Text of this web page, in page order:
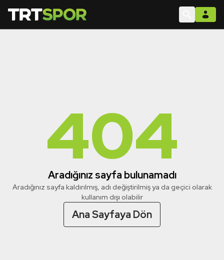
404
Aradığınız sayfa bulunamadı
Aradığınız sayfa kaldırılmış, adı değiştirilmiş ya da geçici olarak
kullanım dışı olabilir
Ana Sayfaya Dön